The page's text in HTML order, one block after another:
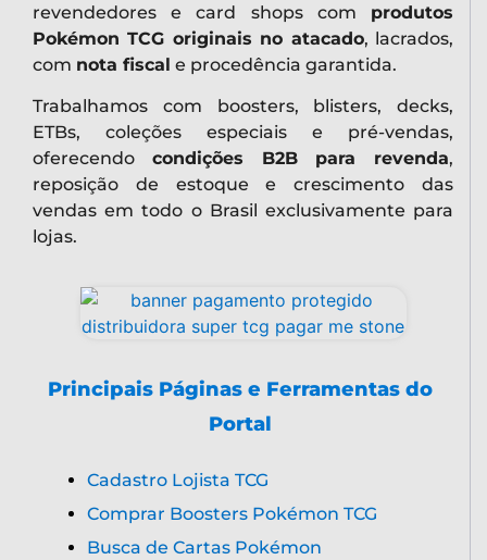
revendedores e card shops com produtos
Pokémon TCG originais no atacado, lacrados,
com nota fiscal e procedência garantida.
Trabalhamos com boosters, blisters, decks,
ETBs, coleções especiais e pré-vendas,
oferecendo condições B2B para revenda,
reposição de estoque e crescimento das
vendas em todo o Brasil exclusivamente para
lojas.
Principais Páginas e Ferramentas do
Portal
Cadastro Lojista TCG
Comprar Boosters Pokémon TCG
Busca de Cartas Pokémon